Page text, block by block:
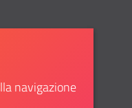
navigazione